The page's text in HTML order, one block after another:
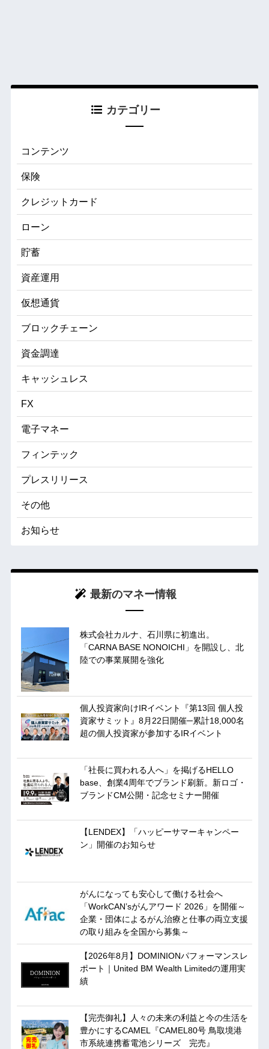
カテゴリー
コンテンツ
保険
クレジットカード
ローン
貯蓄
資産運用
仮想通貨
ブロックチェーン
資金調達
キャッシュレス
FX
電子マネー
フィンテック
プレスリリース
その他
お知らせ
最新のマネー情報
株式会社カルナ、石川県に初進出。
「CARNA BASE NONOICHI」を開設し、北
陸での事業展開を強化
個人投資家向けIRイベント『第13回 個人投
資家サミット』8月22日開催─累計18,000名
超の個人投資家が参加するIRイベント
「社長に買われる人へ」を掲げるHELLO
base、創業4周年でブランド刷新。新ロゴ・
ブランドCM公開・記念セミナー開催
【LENDEX】「ハッピーサマーキャンペー
ン」開催のお知らせ
がんになっても安心して働ける社会へ
「WorkCAN’sがんアワード 2026」を開催～
企業・団体によるがん治療と仕事の両立支援
の取り組みを全国から募集～
【2026年8月】DOMINIONパフォーマンスレ
ポート｜United BM Wealth Limitedの運用実
績
【完売御礼】人々の未来の利益と今の生活を
豊かにするCAMEL『CAMEL80号 鳥取境港
市系統連携蓄電池シリーズ 完売』